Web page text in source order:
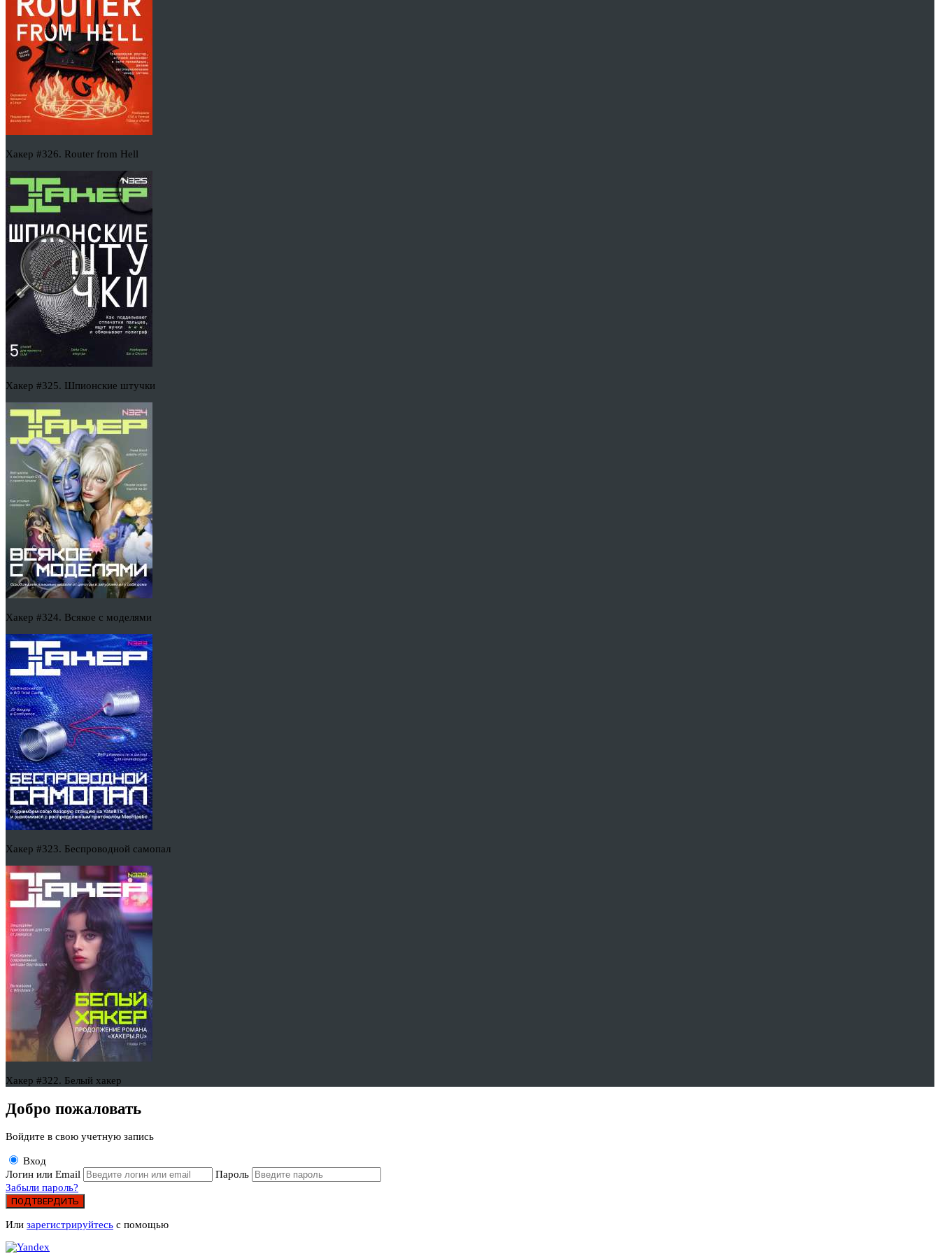
Хакер #326. Router from Hell
Хакер #325. Шпионские штучки
Хакер #324. Всякое с моделями
Хакер #323. Беспроводной самопал
Хакер #322. Белый хакер
Добро пожаловать
Войдите в свою учетную запись
Вход
Логин или Email
Пароль
Забыли пароль?
ПОДТВЕРДИТЬ
Или зарегистрируйтесь с помощью